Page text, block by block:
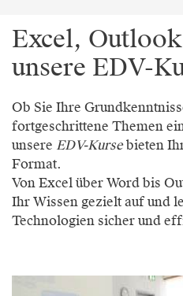
Excel,
unsere EDV-
Ob Sie Ihre
fortgeschrittene Themen
unsere EDV-Kursebieten
Format.
Von Excel über Word bis
Ihr Wissen gezielt auf und
Technologien sicher und